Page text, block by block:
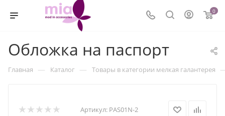
0
Обложка на паспорт
Главная — Каталог — Товары в категории мелкая галантерея
Артикул: PAS01N-2